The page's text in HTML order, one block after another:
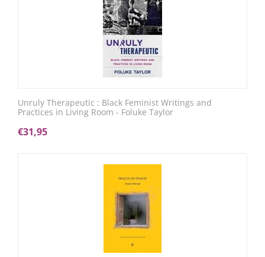
Unruly Therapeutic : Black Feminist Writings and
Practices in Living Room - Foluke Taylor
€31,95